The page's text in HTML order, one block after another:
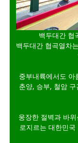
백두대간 협
백두대간 협곡열차
중부내륙에서도
춘양, 승부, 철암
웅장한 절벽과 바
로지르는 대한민